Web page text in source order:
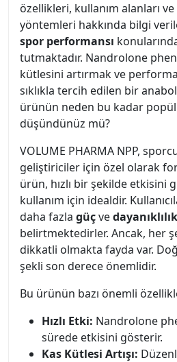
özellikleri, kullanım alanları ve
yöntemleri hakkında bilgi
spor performansı
tutmaktadır. Nandrolone
kütlesini artırmak ve
sıklıkla tercih edilen bir
ürünün neden bu kadar
düşündünüz mü?
VOLUME PHARMA NPP,
geliştiriciler için özel olarak
ürün, hızlı bir şekilde etkisini
kullanım için idealdir.
daha fazla güçvedayanıklılık
belirtmektedirler. Ancak, her
dikkatli olmakta fayda var.
şekli son derece önemlidir.
Bu ürünün bazı önemli
Hızlı Etki: Nandrolone
sürede etkisini gösterir.
Kas Kütlesi Artışı: